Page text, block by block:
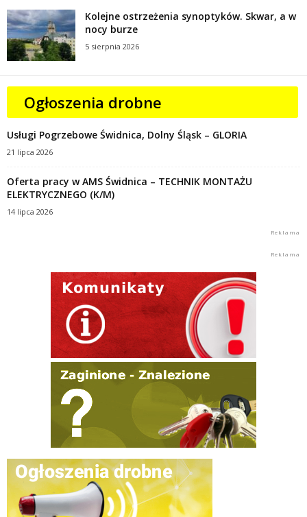
Kolejne ostrzeżenia synoptyków. Skwar, a w
nocy burze
5 sierpnia 2026
Ogłoszenia drobne
Usługi Pogrzebowe Świdnica, Dolny Śląsk – GLORIA
21 lipca 2026
Oferta pracy w AMS Świdnica – TECHNIK MONTAŻU
ELEKTRYCZNEGO (K/M)
14 lipca 2026